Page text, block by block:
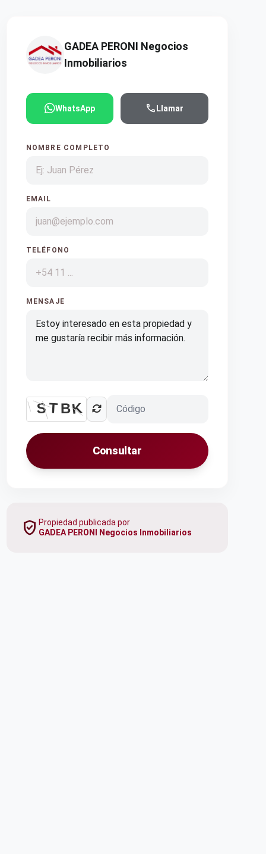
GADEA PERONI Negocios
Inmobiliarios
WhatsApp call Llamar
NOMBRE COMPLETO
EMAIL
TELÉFONO
MENSAJE
Consultar
verified_user Propiedad publicada por
GADEA PERONI Negocios Inmobiliarios